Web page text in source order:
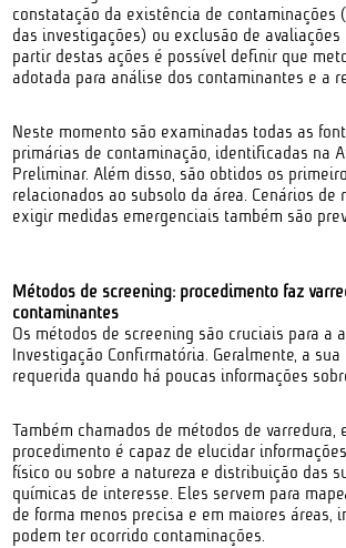
constatação da existência de contaminações
das investigações) ou exclusão de avaliações
partir destas ações é possível definir que
adotada para análise dos contaminantes e a
Neste momento são examinadas todas as
primárias de contaminação, identificadas na
Preliminar. Além disso, são obtidos os
relacionados ao subsolo da área. Cenários de
exigir medidas emergenciais também são
Métodos de screening: procedimento faz
contaminantes
Os métodos de screening são cruciais para a
Investigação Confirmatória. Geralmente, a
requerida quando há poucas informações
Também chamados de métodos de varredura,
procedimento é capaz de elucidar
físico ou sobre a natureza e distribuição das
químicas de interesse. Eles servem para
de forma menos precisa e em maiores áreas,
podem ter ocorrido contaminações.